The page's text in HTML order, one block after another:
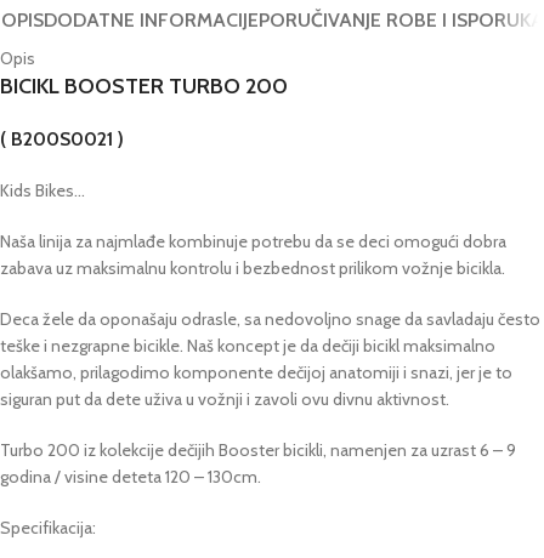
OPISDODATNE INFORMACIJEPORUČIVANJE ROBE I ISPORUKA
Opis
BICIKL BOOSTER TURBO 200
( B200S0021 )
Kids Bikes…
Naša linija za najmlađe kombinuje potrebu da se deci omogući dobra
zabava uz maksimalnu kontrolu i bezbednost prilikom vožnje bicikla.
Deca žele da oponašaju odrasle, sa nedovoljno snage da savladaju često
teške i nezgrapne bicikle. Naš koncept je da dečiji bicikl maksimalno
olakšamo, prilagodimo komponente dečijoj anatomiji i snazi, jer je to
siguran put da dete uživa u vožnji i zavoli ovu divnu aktivnost.
Turbo 200 iz kolekcije dečijih Booster bicikli, namenjen za uzrast 6 – 9
godina / visine deteta 120 – 130cm.
Specifikacija: